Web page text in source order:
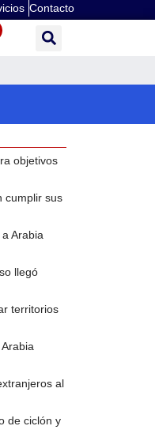
Contacto
objetivos
cumplir sus
Arabia
llegó
territorios
al
de ciclón y